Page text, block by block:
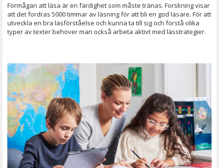
Förmågan att läsa är en färdighet som måste tränas. Forskning visar
att det fordras 5000 timmar av läsning för att bli en god läsare. För att
utveckla en bra läsförståelse och kunna ta till sig och förstå olika
typer av texter behöver man också arbeta aktivt med lässtrategier.